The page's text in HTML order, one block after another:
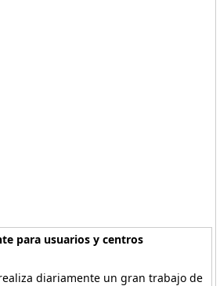
para usuarios y centros
diariamente un gran trabajo de